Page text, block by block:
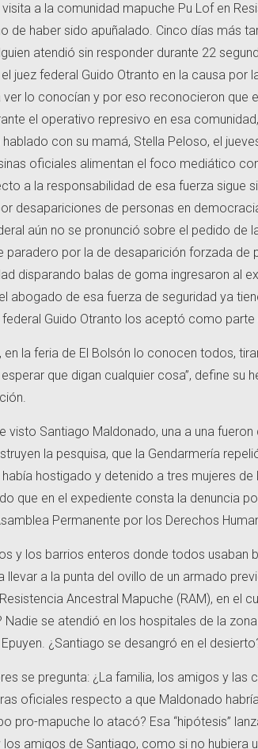
a la comunidad mapuche Pu Lof en
de haber sido apuñalado. Cinco días más
atendió sin responder durante 22
juez federal Guido Otranto en la causa por
lo conocían y por eso reconocieron que
el operativo represivo en esa
con su mamá, Stella Peloso, el
oficiales alimentan el foco mediático
a la responsabilidad de esa fuerza sigue
desapariciones de personas en
aún no se pronunció sobre el pedido de
paradero por la de desaparición forzada de
disparando balas de goma ingresaron al
abogado de esa fuerza de seguridad ya
Guido Otranto los aceptó como parte
la feria de El Bolsón lo conocen todos,
que digan cualquier cosa”, define su
visto Santiago Maldonado, una a una
la pesquisa, que la Gendarmería
hostigado y detenido a tres mujeres de
que en el expediente consta la denuncia
Permanente por los Derechos
y los barrios enteros donde todos usaban
a la punta del ovillo de un armado
Ancestral Mapuche (RAM), en el
se atendió en los hospitales de la
¿Santiago se desangró en el
se pregunta: ¿La familia, los amigos y las
oficiales respecto a que Maldonado
pro-mapuche lo atacó? Esa “hipótesis”
amigos de Santiago, como si no hubiera